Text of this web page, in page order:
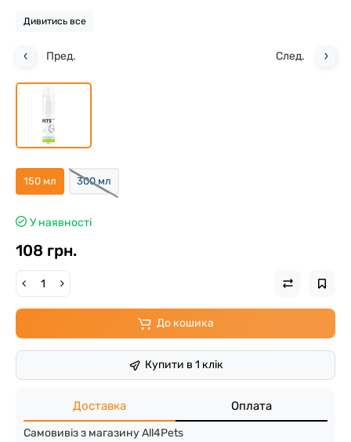
Дивитись все
Пред. След.
150 мл 300 мл
У наявності
108 грн.
До кошика
Купити в 1 клік
Доставка Оплата
Самовивіз з магазину All4Pets